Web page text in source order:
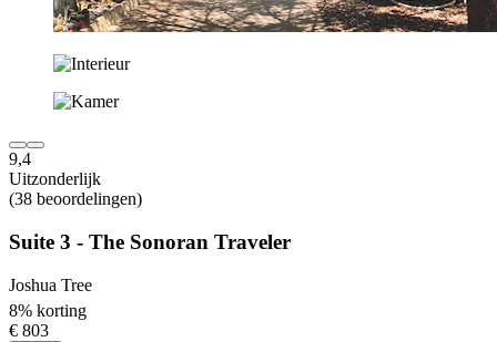
9,4
Uitzonderlijk
(38 beoordelingen)
Suite 3 - The Sonoran Traveler
Joshua Tree
8% korting
€ 803